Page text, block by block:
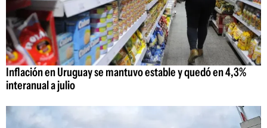
Inflación en Uruguay se mantuvo estable y quedó en 4,3%
interanual a julio